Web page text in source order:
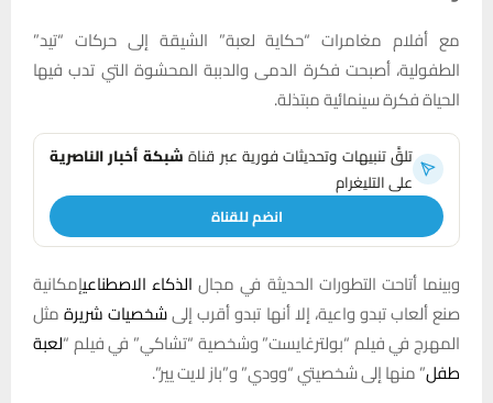
مع أفلام مغامرات “حكاية لعبة” الشيقة إلى حركات “تيد”
الطفولية، أصبحت فكرة الدمى والدببة المحشوة التي تدب فيها
الحياة فكرة سينمائية مبتذلة.
تلقَّ تنبيهات وتحديثات فورية عبر قناةشبكة أخبار الناصرية
على التليغرام
انضم للقناة
وبينما أتاحت التطورات الحديثة في مجال الذكاء الاصطناعيإمكانية
صنع ألعاب تبدو واعية، إلا أنها تبدو أقرب إلىشخصيات شريرةمثل
المهرج في فيلم “بولترغايست” وشخصية “تشاكي” في فيلم “لعبة
طفل” منها إلى شخصيتي “وودي” و”باز لايت يير”.